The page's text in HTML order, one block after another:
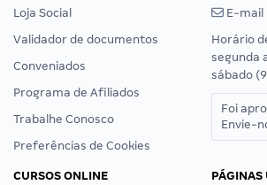
Loja Social
Validador de documentos
Conveniados
Programa de Afiliados
Trabalhe Conosco
Preferências de Cookies
E-mail
Horário
segunda
sábado
Foi
Envie-
CURSOS ONLINE
PÁGINAS